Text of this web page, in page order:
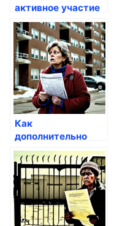
активное участие
через госуслуги
Как
дополнительно
информировать
людей о
госуслугах